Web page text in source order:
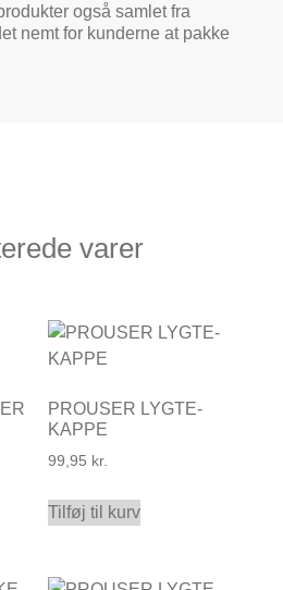
også samlet fra
nemt for kunderne at pakke
varer
PROUSER LYGTE-
KAPPE
99,95 kr.
Tilføj til kurv